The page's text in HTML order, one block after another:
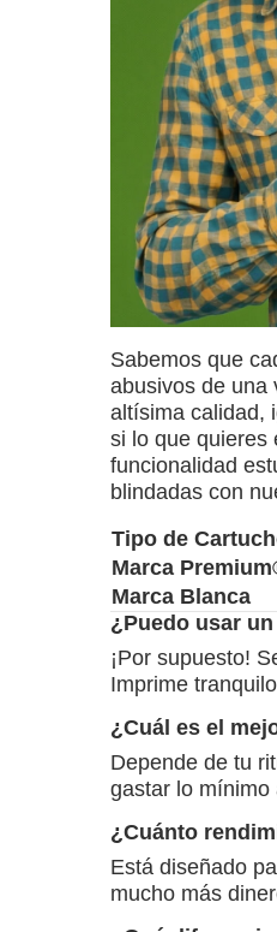
Sabemos que
abusivos de una
altísima calidad,
si lo que quieres
funcionalidad
blindadas con
Tipo de
Marca
Marca Blanca
¿Puedo usar
¡Por supuesto!
Imprime
¿Cuál es el
Depende de tu
gastar lo mínimo
¿Cuánto
Está diseñado
mucho más